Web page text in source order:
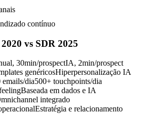
contínuo
vs SDR 2025
30min/prospectIA, 2min/prospect
genéricosHiperpersonalização IA
emails/dia500+ touchpoints/dia
Baseada em dados e IA
integrado
Estratégia e relacionamento